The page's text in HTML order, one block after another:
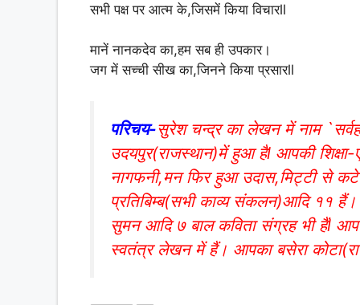
सभी पक्ष पर आत्म के,जिसमें किया विचारll
मानें नानकदेव का,हम सब ही उपकार।
जग में सच्ची सीख का,जिनने किया प्रसारll
परिचय-सुरेश चन्द्र का लेखन में नाम
उदयपुर(राजस्थान)में हुआ हैl आपकी
नागफनी,मन फिर हुआ उदास,मिट्टी से
प्रतिबिम्ब(सभी काव्य संकलन)आदि ११ हैं।
सुमन आदि ७ बाल कविता संग्रह भी हैंl आप
स्वतंत्र लेखन में हैं। आपका बसेरा